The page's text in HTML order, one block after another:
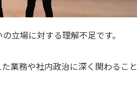
立場に対する理解不足です。
業務や社内政治に深く関わること